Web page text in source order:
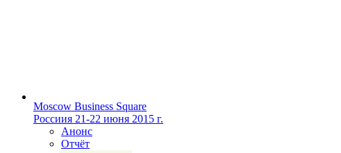
Moscow Business Square
Россиия 21-22 июня 2015 г.
Анонс
Отчёт